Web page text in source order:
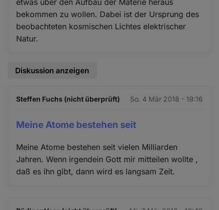
bekommen zu wollen. Dabei ist der Ursprung des
beobachteten kosmischen Lichtes elektrischer
Natur.
Diskussion anzeigen
Steffen Fuchs (nicht überprüft) So. 4 Mär 2018 - 19:16
Meine Atome bestehen seit
Meine Atome bestehen seit vielen Milliarden
Jahren. Wenn irgendein Gott mir mitteilen wollte ,
daß es ihn gibt, dann wird es langsam Zeit.